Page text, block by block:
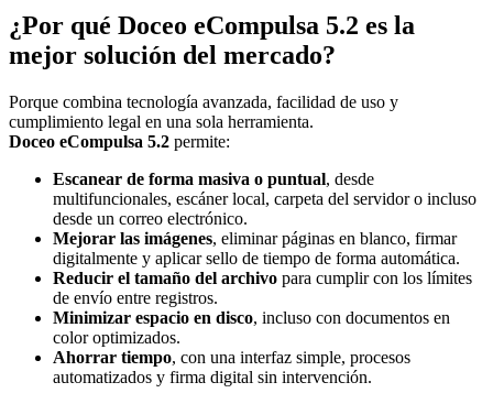
¿Por qué Doceo eCompulsa 5.2 es la
mejor solución del mercado?
Porque combina tecnología avanzada, facilidad de uso y
cumplimiento legal en una sola herramienta.
Doceo eCompulsa 5.2 permite:
Escanear de forma masiva o puntual, desde
multifuncionales, escáner local, carpeta del servidor o incluso
desde un correo electrónico.
Mejorar las imágenes, eliminar páginas en blanco, firmar
digitalmente y aplicar sello de tiempo de forma automática.
Reducir el tamaño del archivo para cumplir con los límites
de envío entre registros.
Minimizar espacio en disco, incluso con documentos en
color optimizados.
Ahorrar tiempo, con una interfaz simple, procesos
automatizados y firma digital sin intervención.